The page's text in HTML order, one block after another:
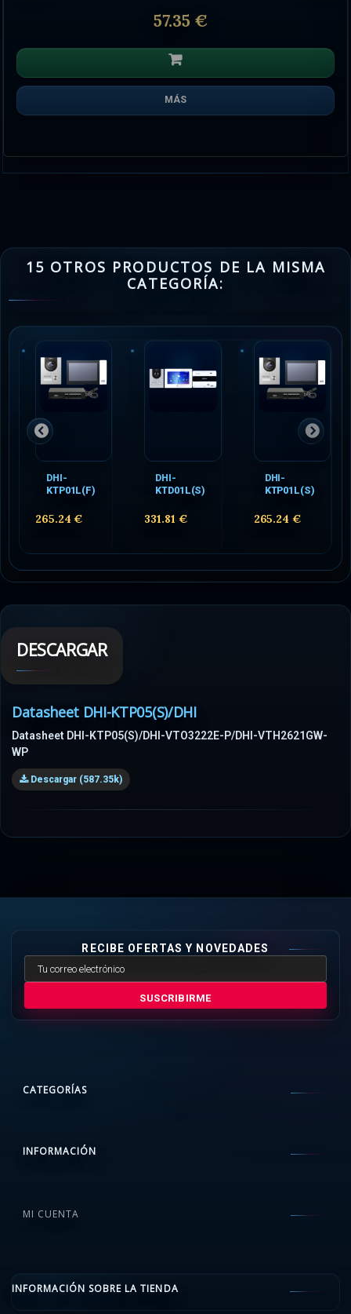
57.35 €
MÁS
15 OTROS PRODUCTOS DE LA MISMA
CATEGORÍA:
DHI-
KTP01L(F)
265.24 €
DHI-
KTD01L(S)
331.81 €
DHI-
KTP01L(S)
265.24 €
DESCARGAR
Datasheet DHI-KTP05(S)/DHI
Datasheet DHI-KTP05(S)/DHI-VTO3222E-P/DHI-VTH2621GW-
WP
Descargar (587.35k)
RECIBE OFERTAS Y NOVEDADES
SUSCRIBIRME
CATEGORÍAS
INFORMACIÓN
MI CUENTA
INFORMACIÓN SOBRE LA TIENDA